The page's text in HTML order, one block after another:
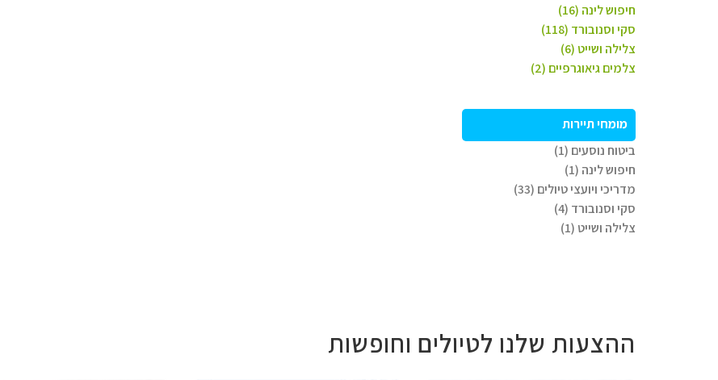
חיפוש לינה (16)
סקי וסנובורד (118)
צלילה ושייט (6)
צלמים גיאוגרפיים (2)
מומחי תיירות
ביטוח נוסעים (1)
חיפוש לינה (1)
מדריכי ויועצי טיולים (33)
סקי וסנובורד (4)
צלילה ושייט (1)
ההצעות שלנו לטיולים וחופשות